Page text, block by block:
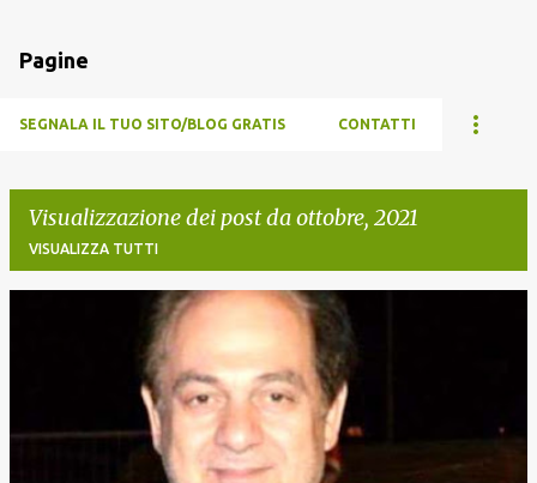
Pagine
SEGNALA IL TUO SITO/BLOG GRATIS CONTATTI
Visualizzazione dei post da ottobre, 2021
VISUALIZZA TUTTI
t